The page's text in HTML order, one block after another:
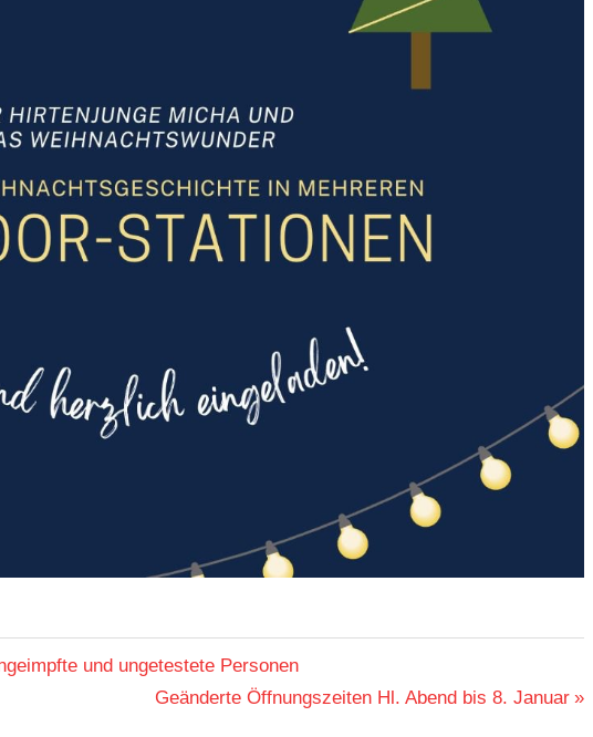
und ungetestete Personen
Nächster
Geänderte Öffnungszeiten Hl. Abend bis 8. Januar